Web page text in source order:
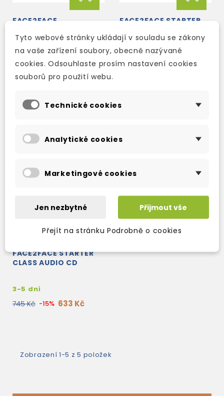
FACE2FACE
STUDENT'S BOOK
CLASSWARE
skladem (ihned
expedujeme)
-15% 2 865 Kč
FACE2FACE STARTER
ROM
skladem (ihned
expedujeme)
FACE2FACE STARTER
CLASS AUDIO CD
3-5 dní
745 Kč -15% 633 Kč
Zobrazení 1-5 z 5 položek
Tyto webové stránky ukládají v souladu se zákony
na vaše zařízení soubory, obecně nazývané
cookies. Odsouhlaste prosím nastavení cookies
souborů pro použití webu.
Technické cookies
Analytické cookies
Marketingové cookies
Jen nezbytné Přijmout vše
Přejít na stránku Podrobně o cookies